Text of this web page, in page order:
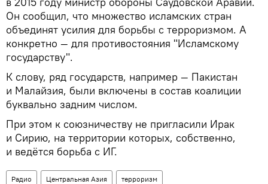
Он сообщил, что множество исламских стран
объединят усилия для борьбы с терроризмом. А
конкретно — для противостояния "Исламскому
государству".
К слову, ряд государств, например — Пакистан
и Малайзия, были включены в состав коалиции
буквально задним числом.
При этом к союзничеству не пригласили Ирак
и Сирию, на территории которых, собственно,
и ведётся борьба с ИГ.
Радио Центральная Азия терроризм